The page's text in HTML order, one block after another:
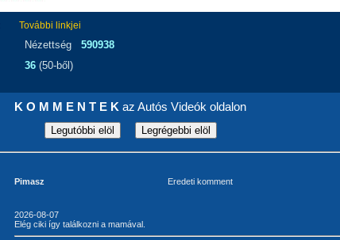
További linkjei
Nézettség
590938
36 (50-ből)
K O M M E N T E K az Autós Videók oldalon
Pimasz Eredeti komment
2026-08-07
Elég ciki így találkozni a mamával.